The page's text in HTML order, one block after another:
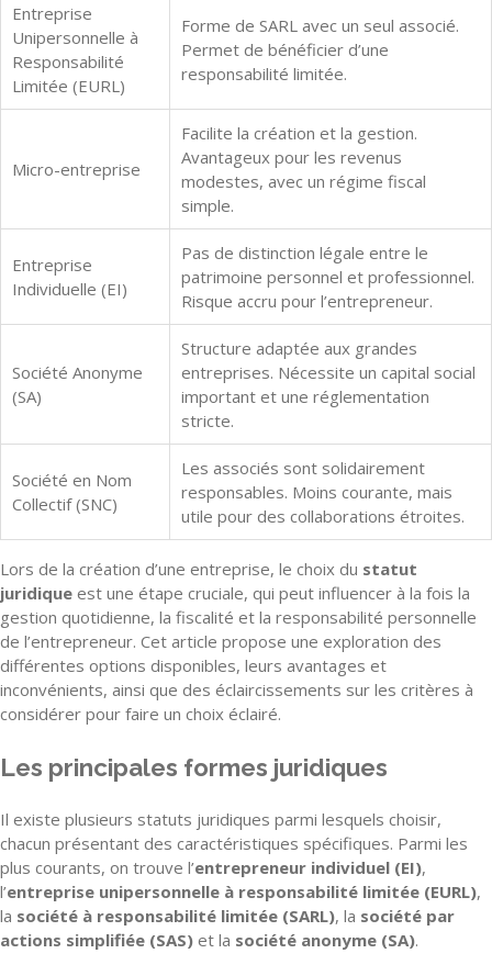
Entreprise
Unipersonnelle à
Responsabilité
Limitée (EURL)
Forme de SARL avec un seul associé.
Permet de bénéficier d’une
responsabilité limitée.
Micro-entreprise
Facilite la création et la gestion.
Avantageux pour les revenus
modestes, avec un régime fiscal
simple.
Entreprise
Individuelle (EI)
Pas de distinction légale entre le
patrimoine personnel et professionnel.
Risque accru pour l’entrepreneur.
Société Anonyme
(SA)
Structure adaptée aux grandes
entreprises. Nécessite un capital social
important et une réglementation
stricte.
Société en Nom
Collectif (SNC)
Les associés sont solidairement
responsables. Moins courante, mais
utile pour des collaborations étroites.
Lors de la création d’une entreprise, le choix du statut
juridique est une étape cruciale, qui peut influencer à la fois la
gestion quotidienne, la fiscalité et la responsabilité personnelle
de l’entrepreneur. Cet article propose une exploration des
différentes options disponibles, leurs avantages et
inconvénients, ainsi que des éclaircissements sur les critères à
considérer pour faire un choix éclairé.
Les principales formes juridiques
Il existe plusieurs statuts juridiques parmi lesquels choisir,
chacun présentant des caractéristiques spécifiques. Parmi les
plus courants, on trouve l’entrepreneur individuel (EI),
l’entreprise unipersonnelle à responsabilité limitée (EURL),
la société à responsabilité limitée (SARL), la société par
actions simplifiée (SAS) et la société anonyme (SA).